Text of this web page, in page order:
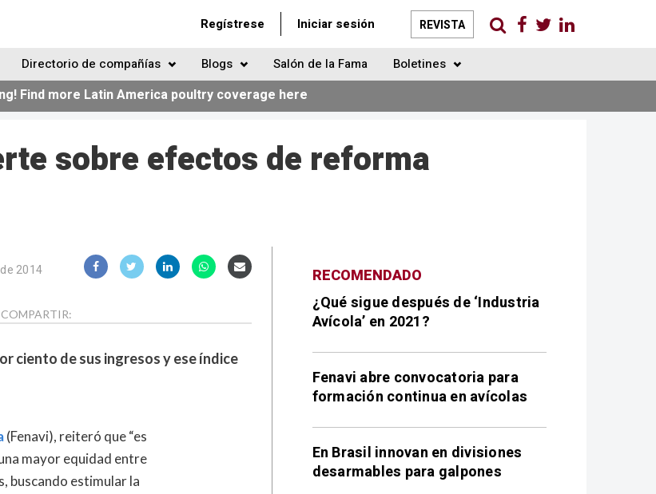
REVISTA
Regístrese Iniciar sesión
Directorio de compañías Blogs Salón de la Fama Boletines
Find more Latin America poultry coverage here
sobre efectos de reforma
2014
COMPARTIR:
ciento de sus ingresos y ese índice
(Fenavi), reiteró que “es
mayor equidad entre
buscando estimular la
RECOMENDADO
¿Qué sigue después de ‘Industria
Avícola’ en 2021?
Fenavi abre convocatoria para
formación continua en avícolas
En Brasil innovan en divisiones
desarmables para galpones